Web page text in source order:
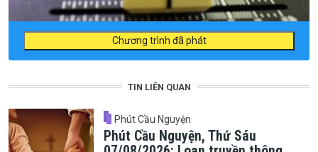
Chương trình đã phát
TIN LIÊN QUAN
Phút Cầu Nguyện
Phút Cầu Nguyện, Thứ Sáu